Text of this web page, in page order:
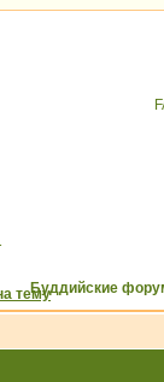
Буддийские